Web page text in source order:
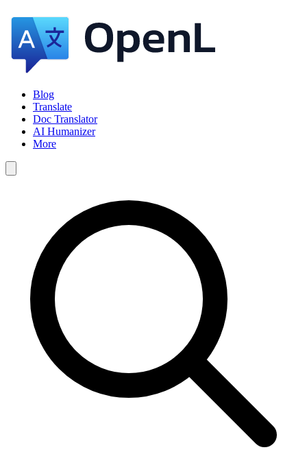
Blog
Translate
Doc Translator
AI Humanizer
More